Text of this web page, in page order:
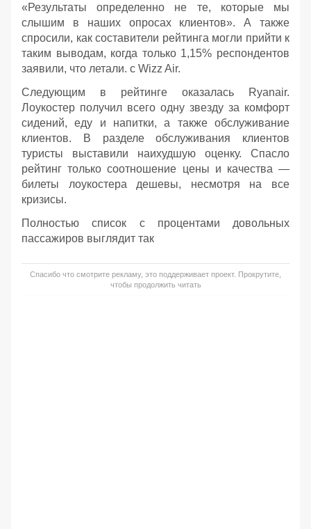
«Результаты определенно не те, которые мы
слышим в наших опросах клиентов». А также
спросили, как составители рейтинга могли прийти к
таким выводам, когда только 1,15% респондентов
заявили, что летали. с Wizz Air.
Следующим в рейтинге оказалась Ryanair.
Лоукостер получил всего одну звезду за комфорт
сидений, еду и напитки, а также обслуживание
клиентов. В разделе обслуживания клиентов
туристы выставили наихудшую оценку. Спасло
рейтинг только соотношение цены и качества —
билеты лоукостера дешевы, несмотря на все
кризисы.
Полностью список с процентами довольных
пассажиров выглядит так
Спасибо что смотрите рекламу, это поддерживает проект. Прокрутите,
чтобы продолжить читать